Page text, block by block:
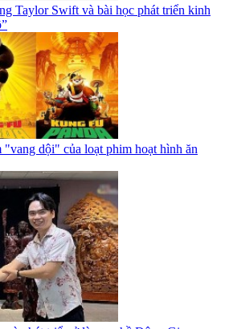
Taylor Swift và bài học phát triển kinh
"vang dội" của loạt phim hoạt hình ăn